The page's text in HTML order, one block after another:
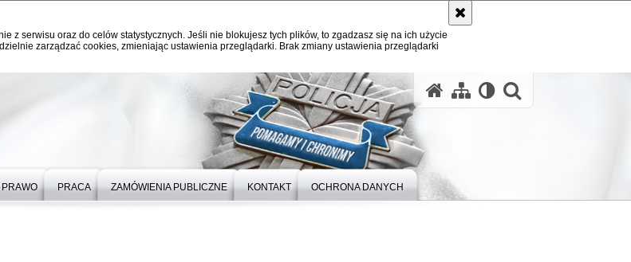
z serwisu oraz do celów statystycznych. Jeśli nie blokujesz tych plików, to zgadzasz się na ich użycie
zarządzać cookies, zmieniając ustawienia przeglądarki. Brak zmiany ustawienia przeglądarki
PRAWO PRACA ZAMÓWIENIA PUBLICZNE KONTAKT OCHRONA DANYCH